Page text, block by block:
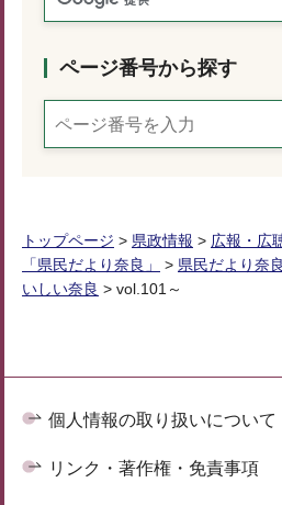
ページ番号から探す
トップページ > 県政情報 > 広報・広
「県民だより奈良」
> 県民だより奈
いしい奈良 > vol.101～
個人情報の取り扱いについて
リンク・著作権・免責事項